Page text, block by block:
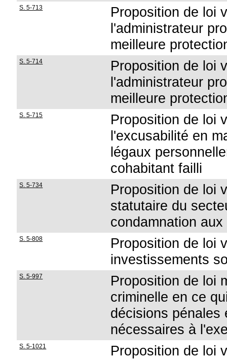
S. 5-713
Proposition de loi
l'administrateur
meilleure
S. 5-714
Proposition de loi
l'administrateur
meilleure
S. 5-715
Proposition de loi
l'excusabilité en
légaux
cohabitant failli
S. 5-734
Proposition de loi
statutaire du
condamnation
S. 5-808
Proposition de loi
investissements
S. 5-997
Proposition de loi
criminelle en ce
décisions pénales
nécessaires à
S. 5-1021
Proposition de loi